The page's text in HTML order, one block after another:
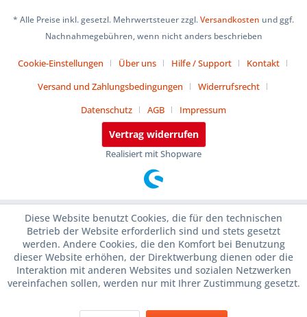
* Alle Preise inkl. gesetzl. Mehrwertsteuer zzgl.Versandkosten und ggf.
Nachnahmegebühren, wenn nicht anders beschrieben
Cookie-Einstellungen Über uns Hilfe / Support
Kontakt
Versand und Zahlungsbedingungen
Widerrufsrecht
Datenschutz
AGB Impressum
Vertrag widerrufen
Realisiert mit Shopware
Diese Website benutzt Cookies, die für den technischen
Betrieb der Website erforderlich sind und stets gesetzt
werden. Andere Cookies, die den Komfort bei Benutzung
dieser Website erhöhen, der Direktwerbung dienen oder die
Interaktion mit anderen Websites und sozialen Netzwerken
vereinfachen sollen, werden nur mit Ihrer Zustimmung gesetzt.